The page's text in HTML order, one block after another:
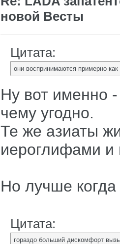
новой Весты
Цитата:
они воспринимаются примерно
Ну вот именно
чему угодно.
Те же азиаты
иероглифами и
Но лучше
Цитата:
гораздо больший дискомфорт